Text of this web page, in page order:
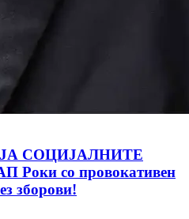
СОЦИЈАЛНИТЕ
со провокативен
зборови!